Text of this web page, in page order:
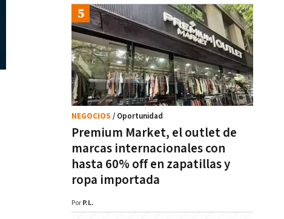
Premium Market, el outlet de
marcas internacionales con
hasta 60% off en zapatillas y
ropa importada
NEGOCIOS / Oportunidad
Por P.L.